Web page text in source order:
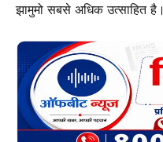
झामुमो सबसे अधिक उत्साहित है।